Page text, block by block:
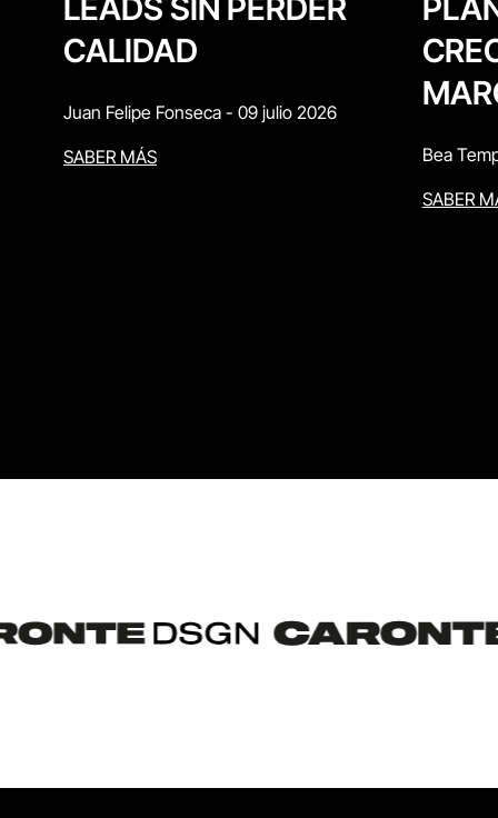
LEADS SIN PERDER
CALIDAD
Juan Felipe Fonseca - 09 julio 2026
SABER MÁS
Bea
SABER